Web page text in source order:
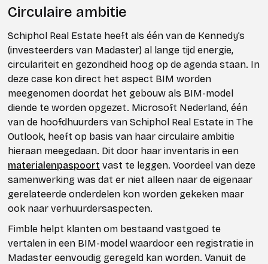
Circulaire ambitie
Schiphol Real Estate heeft als één van de Kennedy’s
(investeerders van Madaster) al lange tijd energie,
circulariteit en gezondheid hoog op de agenda staan. In
deze case kon direct het aspect BIM worden
meegenomen doordat het gebouw als BIM-model
diende te worden opgezet. Microsoft Nederland, één
van de hoofdhuurders van Schiphol Real Estate in The
Outlook, heeft op basis van haar circulaire ambitie
hieraan meegedaan. Dit door haar inventaris in een
materialenpaspoort vast te leggen. Voordeel van deze
samenwerking was dat er niet alleen naar de eigenaar
gerelateerde onderdelen kon worden gekeken maar
ook naar verhuurdersaspecten.
Fimble helpt klanten om bestaand vastgoed te
vertalen in een BIM-model waardoor een registratie in
Madaster eenvoudig geregeld kan worden. Vanuit de